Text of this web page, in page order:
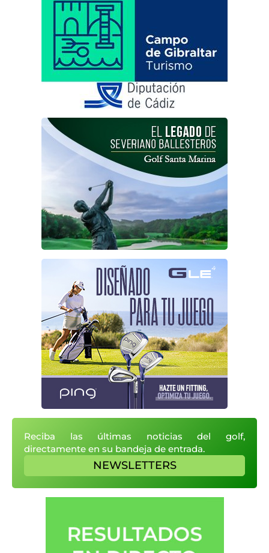
Reciba las últimas noticias del golf,
directamente en su bandeja de entrada.
NEWSLETTERS